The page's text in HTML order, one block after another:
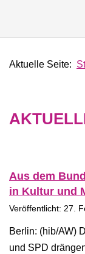
Aktuelle Seite:
Aus dem
in Kultur und
Veröffentlicht: 27.
Berlin: (hib/AW)
und SPD